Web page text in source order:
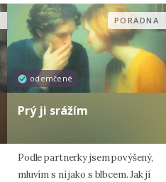
odemčené
PORADNA
Prý ji srážím
Podle partnerky jsem povýšený,
mluvím s ní jako s blbcem. Jak jí